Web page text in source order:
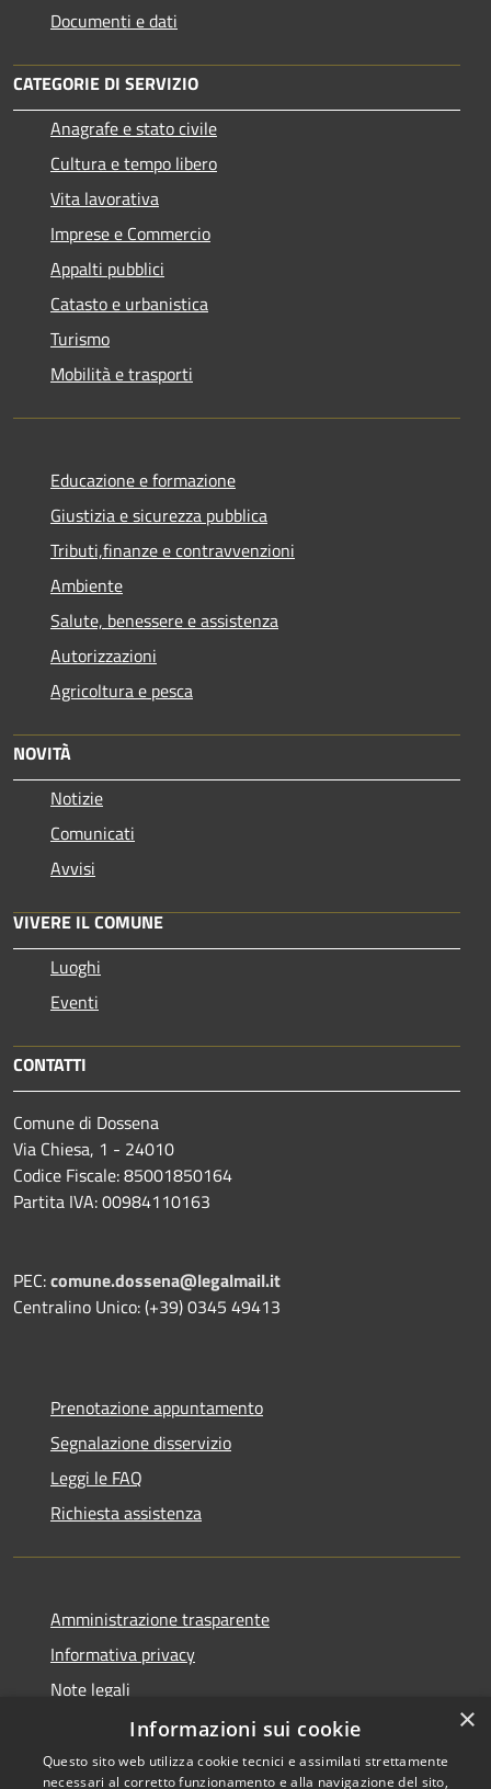
Documenti e dati
CATEGORIE DI SERVIZIO
Anagrafe e stato civile
Cultura e tempo libero
Vita lavorativa
Imprese e Commercio
Appalti pubblici
Catasto e urbanistica
Turismo
Mobilità e trasporti
Educazione e formazione
Giustizia e sicurezza pubblica
Tributi,finanze e contravvenzioni
Ambiente
Salute, benessere e assistenza
Autorizzazioni
Agricoltura e pesca
NOVITÀ
Notizie
Comunicati
Avvisi
VIVERE IL COMUNE
Luoghi
Eventi
CONTATTI
Comune di Dossena
Via Chiesa, 1 - 24010
Codice Fiscale: 85001850164
Partita IVA: 00984110163
PEC:comune.dossena@legalmail.it
Centralino Unico: (+39) 0345 49413
Prenotazione appuntamento
Segnalazione disservizio
Leggi le FAQ
Richiesta assistenza
Amministrazione trasparente
Informativa privacy
Note legali
Dichiarazione di accessibilità
×
Informazioni sui cookie
Questo sito web utilizza cookie tecnici e assimilati strettamente
necessari al corretto funzionamento e alla navigazione del sito,